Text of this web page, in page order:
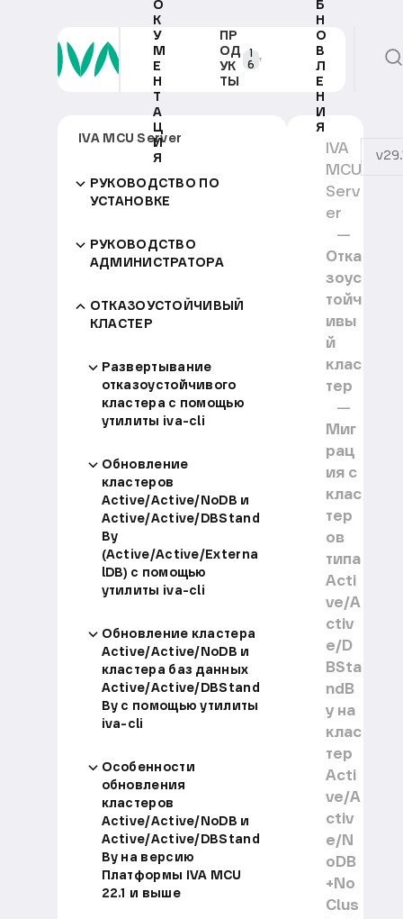
О
К
У
М
Е
Н
Т
А
Ц
И
Я
ПР
ОД
УК
ТЫ
1
6
Б
Н
О
В
Л
Е
Н
И
Я
IVA MCU Server
РУКОВОДСТВО ПО
УСТАНОВКЕ
РУКОВОДСТВО
АДМИНИСТРАТОРА
ОТКАЗОУСТОЙЧИВЫЙ
КЛАСТЕР
Развертывание
отказоустойчивого
кластера с помощью
утилиты iva-cli
Обновление
кластеров
Active/Active/NoDB и
Active/Active/DBStand
By
(Active/Active/Externa
lDB) с помощью
утилиты iva-cli
Обновление кластера
Active/Active/NoDB и
кластера баз данных
Active/Active/DBStand
By с помощью утилиты
iva-cli
Особенности
обновления
кластеров
Active/Active/NoDB и
Active/Active/DBStand
By на версию
Платформы IVA MCU
22.1 и выше
IVA
MCU
Serv
er
Отка
зоус
тойч
ивы
й
клас
тер
Миг
рац
ия с
клас
тер
ов
типа
Acti
ve/A
ctiv
e/D
BSta
ndB
y на
клас
тер
Acti
ve/A
ctiv
e/N
oDB
+No
Clus